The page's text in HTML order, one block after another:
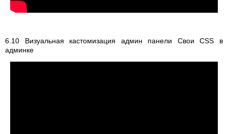
6.10 Визуальная кастомизация админ панели Свои CSS в
админке